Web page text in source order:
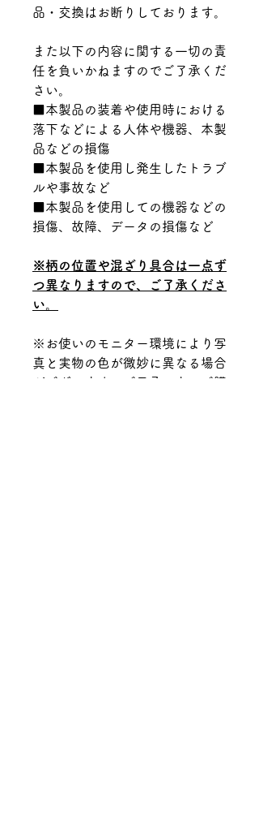
品・交換はお断りしております。
また以下の内容に関する一切の責
任を負いかねますのでご了承くだ
さい。
■本製品の装着や使用時における
落下などによる人体や機器、本製
品などの損傷
■本製品を使用し発生したトラブ
ルや事故など
■本製品を使用しての機器などの
損傷、故障、データの損傷など
※柄の位置や混ざり具合は一点ず
つ異なりますので、ご了承くださ
い。
※お使いのモニター環境により写
真と実物の色が微妙に異なる場合
がございます。ご了承の上、ご購